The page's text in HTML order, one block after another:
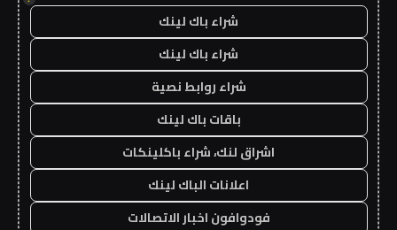
شراء باك لينك
شراء باك لينك
شراء روابط نصية
باقات باك لينك
اشراق لنك، شراء باكلينكات
اعلانات الباك لينك
فودوافون اخبار الاتصالات